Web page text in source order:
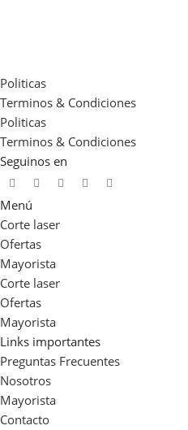
Politicas
Terminos & Condiciones
Politicas
Terminos & Condiciones
Seguinos en
Menú
Corte laser
Ofertas
Mayorista
Corte laser
Ofertas
Mayorista
Links importantes
Preguntas Frecuentes
Nosotros
Mayorista
Contacto